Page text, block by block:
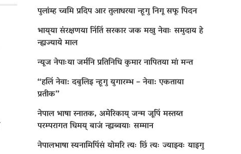
पुलांम्ह च्वमि प्रदिप आर तुलाधरया न्हूगु निगू सफू पिदन
भाय्‌या संरक्षणया निंतिं सरकार जक मखु नेवाः समुदाय हे
न्ह्यज्याये माल
न्यूज नेपाःया जर्मनि प्रतिनिधि कुमार नापितया मां मन्त
“हलिं नेवा: दबुलिइ न्हूगु युगारम्भ – नेवा: एकताया
प्रतीक”
नेपाल भाषा स्नातक, अमेरिकाय् जन्म जूपिं मस्तय्त
परम्परागत धिमय् बाजं न्ह्यब्वयाः सम्मान
नेपालभाषा स्यनामिपिंसं योमरि त्यः छिं त्यः ज्याझ्वः याइगु